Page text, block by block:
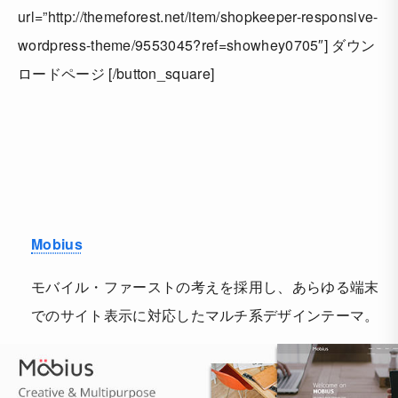
url=”http://themeforest.net/item/shopkeeper-responsive-
wordpress-theme/9553045?ref=showhey0705″] ダウン
ロードページ [/button_square]
Mobius
モバイル・ファーストの考えを採用し、あらゆる端末
でのサイト表示に対応したマルチ系デザインテーマ。